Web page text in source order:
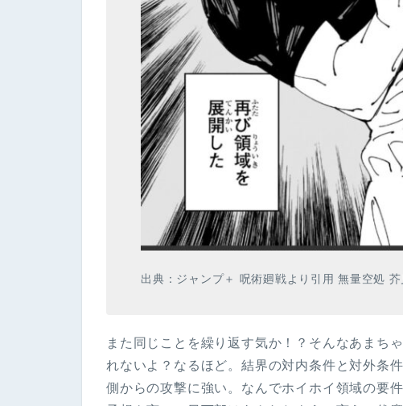
出典：ジャンプ＋ 呪術廻戦より引用 無量空処
また同じことを繰り返す気か！？そんなあまち
れないよ？なるほど。結界の対内条件と対外条
側からの攻撃に強い。なんでホイホイ領域の要